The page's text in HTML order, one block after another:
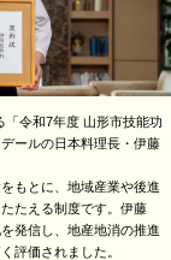
「令和7年度 山形市技能功
ールの日本料理長・伊藤
もとに、地域産業や後進
たえる制度です。伊藤
発信し、地産地消の推進
評価されました。